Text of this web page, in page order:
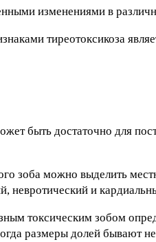
изменениями в
тиреотоксикоза
быть достаточно для
зоба можно выделить
невротический и
токсическим зобом
размеры долей бывают